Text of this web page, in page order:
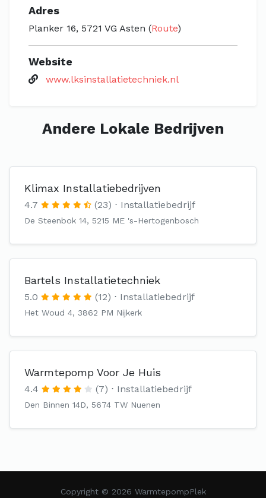
Adres
Planker 16, 5721 VG Asten (Route)
Website
www.lksinstallatietechniek.nl
Andere Lokale Bedrijven
Klimax Installatiebedrijven
4.7 (23) Installatiebedrijf
De Steenbok 14, 5215 ME 's-Hertogenbosch
Bartels Installatietechniek
5.0 (12) Installatiebedrijf
Het Woud 4, 3862 PM Nijkerk
Warmtepomp Voor Je Huis
4.4 (7) Installatiebedrijf
Den Binnen 14D, 5674 TW Nuenen
Copyright © 2026 WarmtepompPlek